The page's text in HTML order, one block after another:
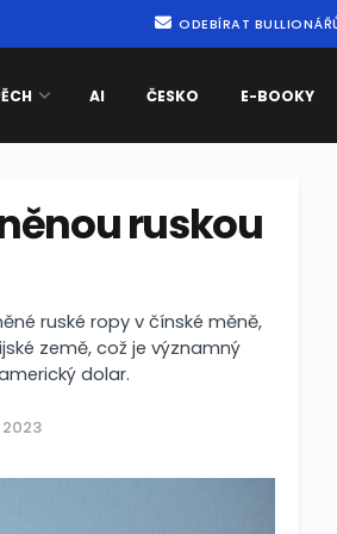
ODEBÍRAT
AI ČESKO E-BOOKY
ruskou
ruské ropy v čínské měně,
země, což je významný
dolar.
2023